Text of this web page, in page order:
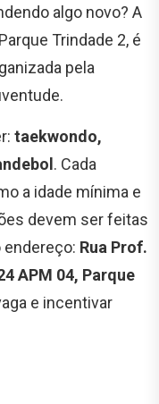
algo novo? A
Trindade 2, é
pela
taekwondo,
. Cada
a idade mínima e
devem ser feitas
endereço: Rua Prof.
APM 04, Parque
e incentivar